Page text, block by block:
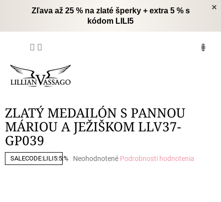
×
Zľava až 25 % na zlaté šperky + extra 5 % s
kódom LILI5
ZLATÝ MEDAILÓN S PANNOU
MÁRIOU A JEŽIŠKOM LLV37-
GP039
SALECODE:LILI5:5:%
Priemerné
Neohodnotené Podrobnosti hodnotenia